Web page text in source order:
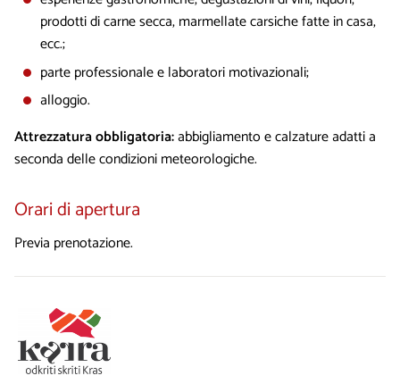
prodotti di carne secca, marmellate carsiche fatte in casa,
ecc.;
parte professionale e laboratori motivazionali;
alloggio.
Attrezzatura obbligatoria:abbigliamento e calzature adatti a
seconda delle condizioni meteorologiche.
Orari di apertura
Previa prenotazione.